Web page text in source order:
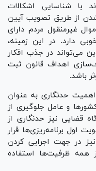
با شناسایی اشکالات
شدن از طریق تصویب آیین
غیرمنقول مردم دارای
دارد. در این زمینه،
می‌تواند در جذب افکار
اهداف قانون ثبت
باشد.
حدنگاری به عنوان
و عامل جلوگیری از
قضایی نیز حدنگاری از
اول برنامه‌ریزی‌ها قرار
در جهت اجرایی کردن
همه ظرفیت‌ها استفاده